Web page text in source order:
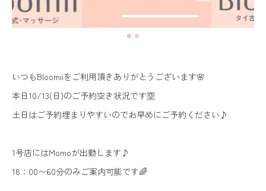
いつもBloomiiをご利用頂きありがとうございます🌸
本日10/13(日)のご予約空き状況です🈳
土日はご予約埋まりやすいのでお早めにご予約ください♪
1号店にはMomoが出勤します♪
18：00〜60分のみご案内可能です🌈